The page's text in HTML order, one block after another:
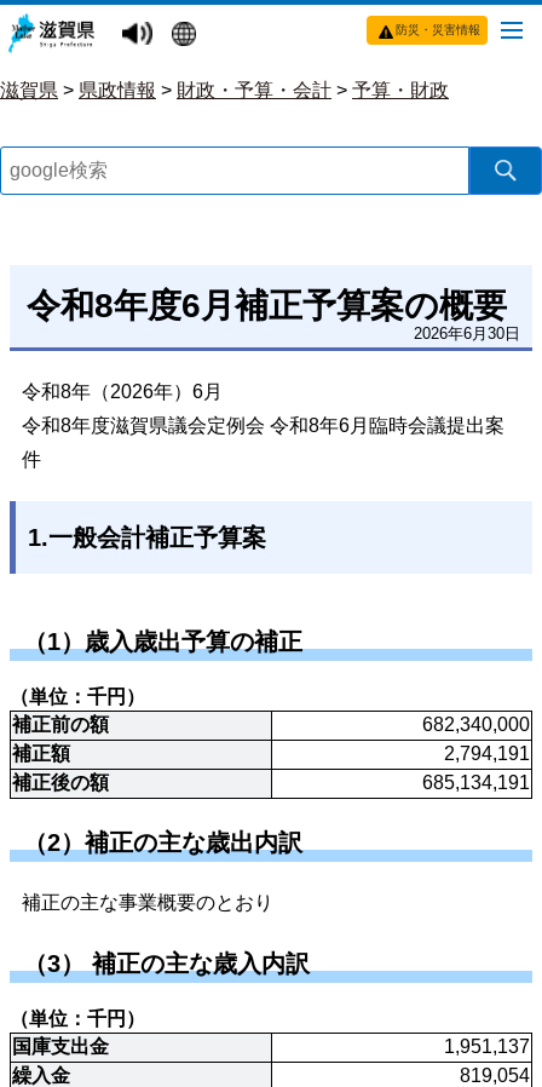
防災・災害情報
滋賀県 > 県政情報 > 財政・予算・会計 > 予算・財政
令和8年度6月補正予算案の概要
2026年6月30日
令和8年（2026年）6月
令和8年度滋賀県議会定例会 令和8年6月臨時会議提出案
件
1.一般会計補正予算案
（1）歳入歳出予算の補正
（単位：千円）
補正前の額
682,340,000
補正額
2,794,191
補正後の額
685,134,191
（2）補正の主な歳出内訳
補正の主な事業概要のとおり
（3） 補正の主な歳入内訳
（単位：千円）
国庫支出金
1,951,137
繰入金
819,054